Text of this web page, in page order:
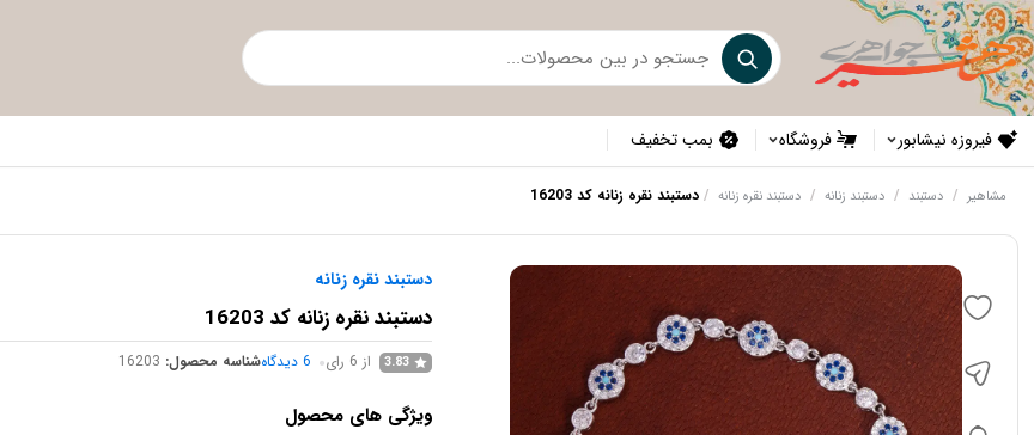
فیروزه نیشابور فروشگاه بمب تخفیف
مشاهیر / دستبند / دستبند زنانه / دستبند نقره زنانه /دستبند نقره زنانه کد 16203
دستبند نقره زنانه
دستبند نقره زنانه کد 16203
3.83 از 6 رای 6 دیدگاهشناسه محصول: 16203
ویژگی های محصول